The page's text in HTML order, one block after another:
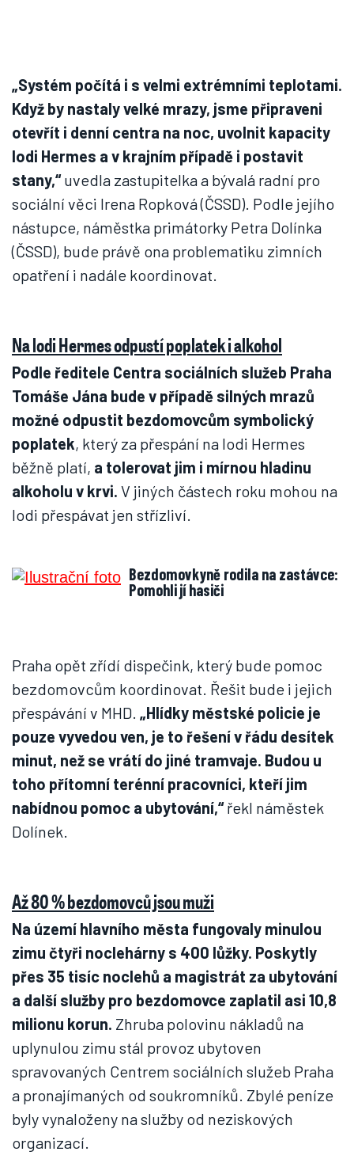
„Systém počítá i s velmi extrémními teplotami.
Když by nastaly velké mrazy, jsme připraveni
otevřít i denní centra na noc, uvolnit kapacity
lodi Hermes a v krajním případě i postavit
stany,“uvedla zastupitelka a bývalá radní pro
sociální věci Irena Ropková (ČSSD). Podle jejího
nástupce, náměstka primátorky Petra Dolínka
(ČSSD), bude právě ona problematiku zimních
opatření i nadále koordinovat.
Na lodi Hermes odpustí poplatek i alkohol
Podle ředitele Centra sociálních služeb Praha
Tomáše Jána bude v případě silných mrazů
možné odpustit bezdomovcům symbolický
poplatek, který za přespání na lodi Hermes
běžně platí, a tolerovat jim i mírnou hladinu
alkoholu v krvi. V jiných částech roku mohou na
lodi přespávat jen střízliví.
Bezdomovkyně rodila na zastávce:
Pomohli jí hasiči
Praha opět zřídí dispečink, který bude pomoc
bezdomovcům koordinovat. Řešit bude i jejich
přespávání v MHD. „Hlídky městské policie je
pouze vyvedou ven, je to řešení v řádu desítek
minut, než se vrátí do jiné tramvaje. Budou u
toho přítomní terénní pracovníci, kteří jim
nabídnou pomoc a ubytování,“řekl náměstek
Dolínek.
Až 80 % bezdomovců jsou muži
Na území hlavního města fungovaly minulou
zimu čtyři noclehárny s 400 lůžky. Poskytly
přes 35 tisíc noclehů a magistrát za ubytování
a další služby pro bezdomovce zaplatil asi 10,8
milionu korun. Zhruba polovinu nákladů na
uplynulou zimu stál provoz ubytoven
spravovaných Centrem sociálních služeb Praha
a pronajímaných od soukromníků. Zbylé peníze
byly vynaloženy na služby od neziskových
organizací.